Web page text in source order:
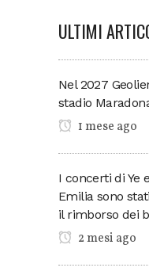
ULTIMI
Nel 2027
stadio
1 mese ago
I concerti di Ye
Emilia sono
il rimborso dei
2 mesi ago